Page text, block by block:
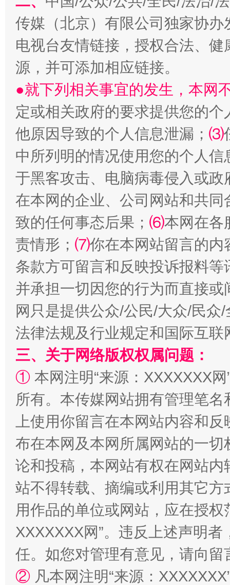
受贿1.44亿！段成刚被判无期 从幼
全民健身五年计划来了！等你上场
阿坝州三大球赛在茂县开幕 规模
传媒（北京）有限公司独家协
电视台友情链接，授权合法、
源，并可添加相应链接。
●就下列相关事宜的发生，本网
定或相关政府的要求提供您的个
他原因导致的个人信息泄漏； ⑶
中所列明的情况使用您的个人
于黑客攻击、电脑病毒侵入或
在本网的企业、公司网站和共
致的任何事态后果； ⑹本网在各
责情形； ⑺你在本网站留言的内
条款方可留言和反映投诉报料
并承担一切因您的行为而直接
网只是提供公众/公民/大众/民
法律法规及行业规定和国际互
三、关于网络版权权属问题：
① 本网注明“来源：XXXXXXX
所有。本传媒网站拥有管理笔
上使用你留言在本网站内容和
布在本网及本网所属网站的一
论和投稿，本网站有权在网站
站不得转载、摘编或利用其它
用作品的单位或网站，应在授
XXXXXXX网”。违反上述声明
任。如您对管理有意见，请向
② 凡本网注明“来源：